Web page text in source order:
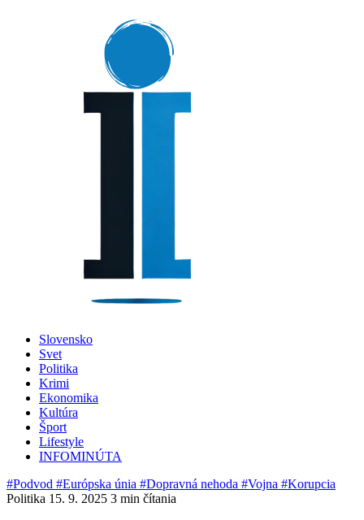
Slovensko
Svet
Politika
Krimi
Ekonomika
Kultúra
Šport
Lifestyle
INFOMINÚTA
#Podvod #Európska únia #Dopravná nehoda #Vojna #Korupcia
Politika 15. 9. 2025 3 min čítania